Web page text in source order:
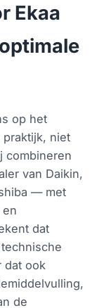
Ekaa
op het
praktijk, niet
combineren
van Daikin,
— met
dat
dat ook
de